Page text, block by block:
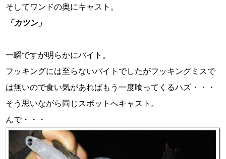
そしてワンドの奥にキャスト。
「カツン」
一瞬ですが明らかにバイト。
フッキングには至らないバイトでしたがフッキングミスで
は無いので食い気があればもう一度喰ってくるハズ・・・
そう思いながら同じスポットへキャスト。
んで・・・